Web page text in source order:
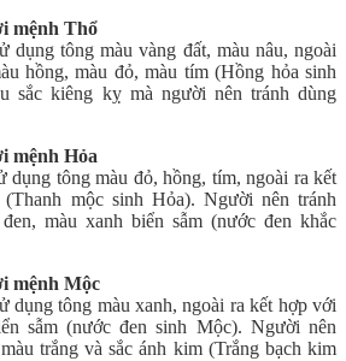
mệnh Thổ
dụng tông màu vàng đất, màu nâu, ngoài
hồng, màu đỏ, màu tím (Hồng hỏa sinh
sắc kiêng kỵ mà người nên tránh dùng
mệnh Hỏa
dụng tông màu đỏ, hồng, tím, ngoài ra kết
mộc sinh Hỏa). Người nên tránh
màu xanh biển sẫm (nước đen khắc
mệnh Mộc
dụng tông màu xanh, ngoài ra kết hợp với
sẫm (nước đen sinh Mộc). Người nên
trắng và sắc ánh kim (Trắng bạch kim